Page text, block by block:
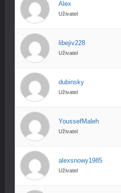
Alex
Uživatel
libejiv228
Uživatel
dubinsky
Uživatel
YoussefMaleh
Uživatel
alexsnowy1985
Uživatel